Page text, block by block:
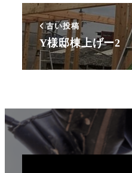
古い投稿
Y様邸棟上げー2